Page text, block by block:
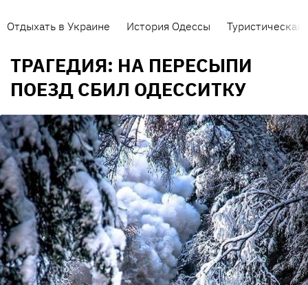
Отдыхать в Украине История Одессы Туристическая
ТРАГЕДИЯ: НА ПЕРЕСЫПИ
ПОЕЗД СБИЛ ОДЕССИТКУ